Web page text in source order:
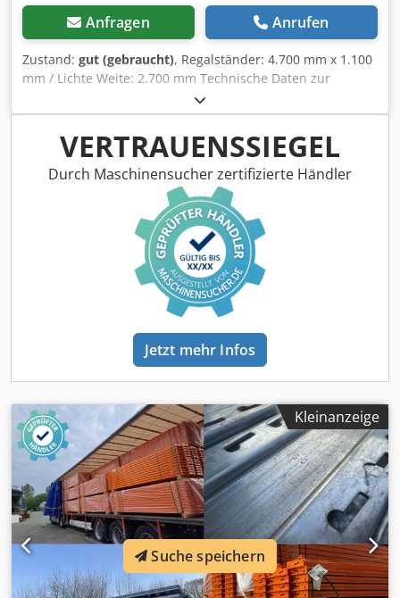
Anfragen Anrufen
Zustand: gut (gebraucht), Regalständer: 4.700 mm x 1.100
mm / Lichte Weite: 2.700 mm Technische Daten zur
Palettenregalanlage: Regalsystem: Stow Typ: Pal Rack NS
Technische Daten zur Aufstellung: Anzahl Regalreihen: 01
Stck. Länge je Regalreihe: ca. 17.180 mm Anzahl Felder /
Regalreihe: 06 Stck. á 2.700 mm Anzahl Ebenen zzgl.
Bodenebene: 03 Stck. Technische Daten zum Volumen:
Palettenplätze je Feld: 12 Stck. Dcjdpfxem Eytvo Aavsk
Palettenplätze je Reihe: 72 Stck. Palettenplätze total: 72
Stck. ausgegangen von: Ladehilfmittel: Europalette EN
13698-1 Abmessungen: 1.200 x 800 x 150 mm Gesamthöhe
inkl. Palette: n.d. Gewicht je Palette ( max. ): 1.000 kg Im
Lieferumfang sind enthalten: 07x Palettenregalständer,
gebraucht Materialfarbe Rahmen: sendz. verzinkt
Materialfarbe Fachwerk: blau Profilabm.: 140 x 80 x 2.25
mm Inkl. Quer- u. Diagonalstreben, Fußplatten Die Ständer
sind vormontiert ( geschraubtes Fachwerk ) 4.700 mm hoch
1.100 mm tief 36x Palettenregaltraverse, neu
Traversentyp: PNB 0413 S355MC Agraffe: 4 HK (Haken)
lichte Weite: 2.700 mm max. Belastung pro Traversenpaar
3.000 kg bei gleichm. verteilter Last 72x Sicherungsstifte,
gebraucht Ausführung: kompl. verzinkt Zur Absicherung
der Längsträger gegen unbeabsichtigtes herausheben 28x
Bolzenanker, neu Hersteller: Hilti Typenbezeichnung: HST2
M12x105/10 Ausführung: Kohlenstoffstahl, verzinkt
Zugelassen für: gerissenen Beton 14x Ausgleichsbleche,
gebraucht Ausführung: kompl. verzinkt zum nievellieren
der Regalständer die auf ungleichmäßigem Boden
VERTRAUENSSIEGEL
Durch Maschinensucher zertifizierte Händler
Jetzt mehr Infos
Kleinanzeige
Suche speichern